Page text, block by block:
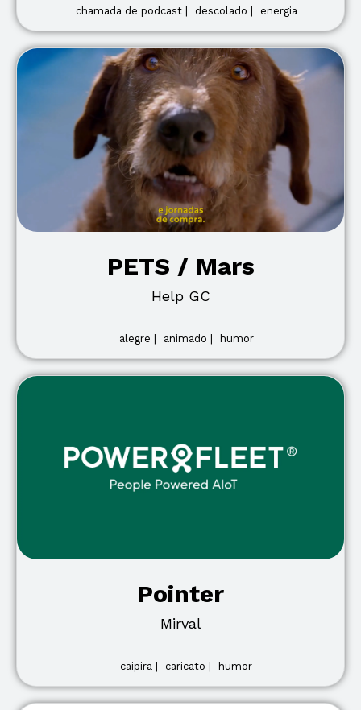
chamada de podcast | descolado | energia
PETS / Mars
Help GC
alegre | animado | humor
Pointer
Mirval
caipira | caricato | humor